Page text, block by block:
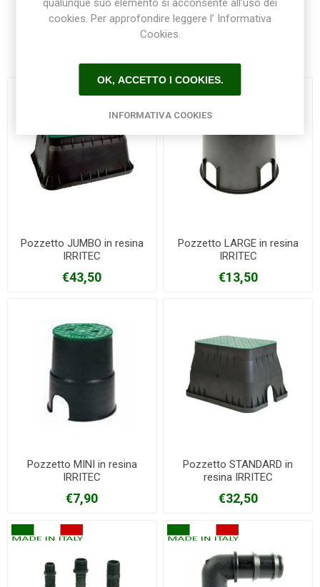
Pozzetto JUMBO in resina
IRRITEC
€43,50
Pozzetto LARGE in resina
IRRITEC
€13,50
Pozzetto MINI in resina
IRRITEC
€7,90
Pozzetto STANDARD in
resina IRRITEC
€32,50
qualunque suo elemento si acconsente all’uso dei
cookies. Per approfondire leggere l’ Informativa
Cookies.
OK, ACCETTO I COOKIES.
INFORMATIVA COOKIES